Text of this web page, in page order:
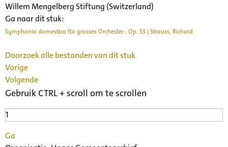
Willem Mengelberg Stiftung (Switzerland)
Ga naar dit stuk:
Symphonia domestica für grosses Orchester : Op. 53 | Strauss, Richard
Doorzoek alle bestanden van dit stuk
Vorige
Volgende
Gebruik CTRL + scroll om te scrollen
Ga